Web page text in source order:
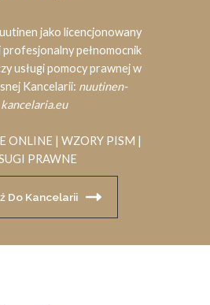
jako licencjonowany
pełnomocnik
usługi pomocy prawnej w
Kancelarii: nuutinen-
kancelaria.eu
ONLINE | WZORY PISM |
PRAWNE
Do Kancelarii